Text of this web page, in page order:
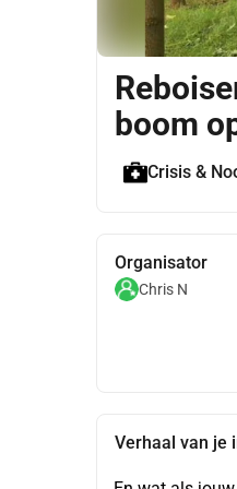
boom
Crisis &
Organisator
Chris N
Verhaal van je